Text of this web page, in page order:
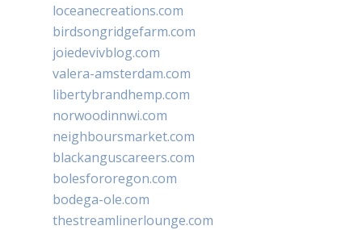
loceanecreations.com
birdsongridgefarm.com
joiedevivblog.com
valera-amsterdam.com
libertybrandhemp.com
norwoodinnwi.com
neighboursmarket.com
blackanguscareers.com
bolesfororegon.com
bodega-ole.com
thestreamlinerlounge.com